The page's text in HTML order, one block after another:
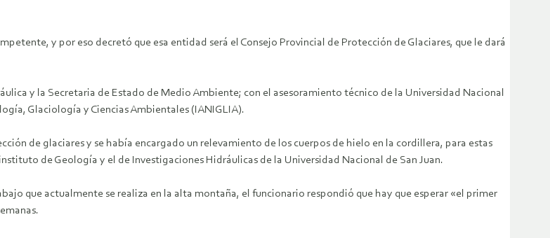
y por eso decretó que esa entidad será el Consejo Provincial de Protección de Glaciares, que le dará
y la Secretaria de Estado de Medio Ambiente; con el asesoramiento técnico de la Universidad Nacional
Glaciología y Ciencias Ambientales (IANIGLIA).
de glaciares y se había encargado un relevamiento de los cuerpos de hielo en la cordillera, para estas
de Geología y el de Investigaciones Hidráulicas de la Universidad Nacional de San Juan.
que actualmente se realiza en la alta montaña, el funcionario respondió que hay que esperar «el primer